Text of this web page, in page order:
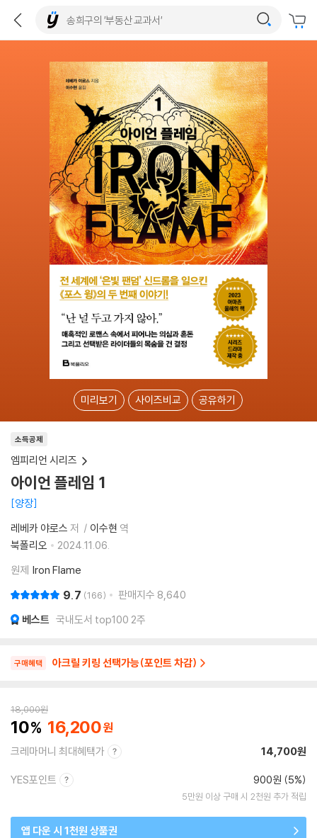
미리보기 사이즈비교 공유하기
소득공제
엠피리언 시리즈
아이언 플레임 1
양장
레베카 야로스 저 이수현 역
북폴리오
2024.11.06.
원제 Iron Flame
9.7 166 판매지수 8,640
베스트 국내도서 top100 2주
구매혜택 아크릴 키링 선택가능(포인트 차감)
18,000원
10 16,200
크레마머니 최대혜택가 14,700원
YES포인트 900원 (5%)
5만원 이상 구매 시 2천원 추가 적립
앱 다운 시 1천원 상품권